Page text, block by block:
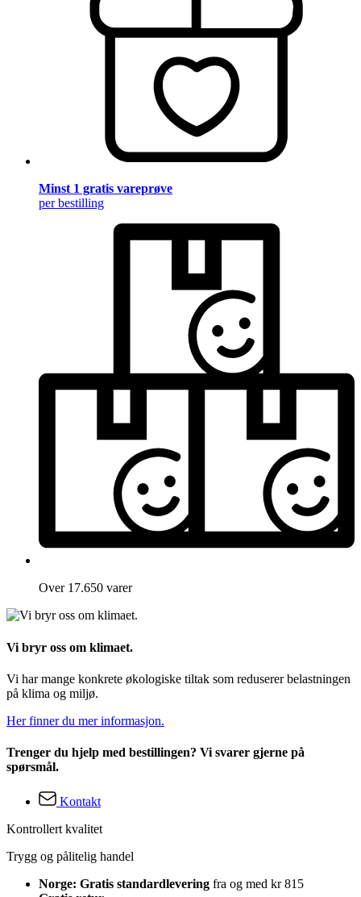
Minst 1 gratis vareprøve
per bestilling
Over 17.650 varer
Vi bryr oss om klimaet.
Vi har mange konkrete økologiske tiltak som reduserer belastningen
på klima og miljø.
Her finner du mer informasjon.
Trenger du hjelp med bestillingen? Vi svarer gjerne på
spørsmål.
Kontakt
Kontrollert kvalitet
Trygg og pålitelig handel
Norge: Gratis standardlevering fra og med kr 815